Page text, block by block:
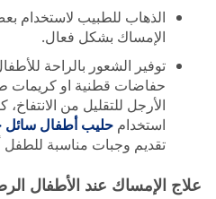
الذهاب للطبيب لاستخدام
الإمساك بشكل فعال.
توفير الشعور بالراحة
حفاضات قطنية او كريمات
الأرجل للتقليل من
استخدام حليب أطفال سائل
تقديم وجبات مناسبة للطفل
علاج الإمساك عند الأطفال الرضع 4